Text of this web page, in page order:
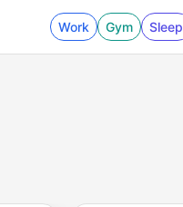
Work Gym Sleep